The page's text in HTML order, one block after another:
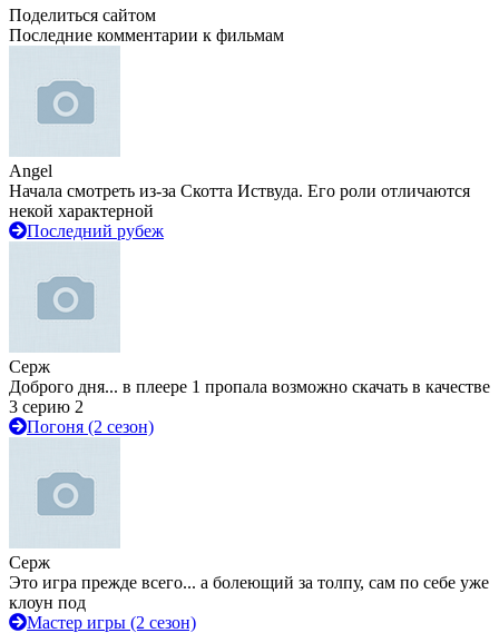
Поделиться сайтом
Последние комментарии к фильмам
Angel
Начала смотреть из-за Скотта Иствуда. Его роли отличаются
некой характерной
Последний рубеж
Серж
Доброго дня... в плеере 1 пропала возможно скачать в качестве
3 серию 2
Погоня (2 сезон)
Серж
Это игра прежде всего... а болеющий за толпу, сам по себе уже
клоун под
Мастер игры (2 сезон)